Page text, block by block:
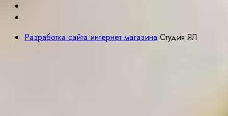
Разработка сайта интернет магазина Студия ЯЛ